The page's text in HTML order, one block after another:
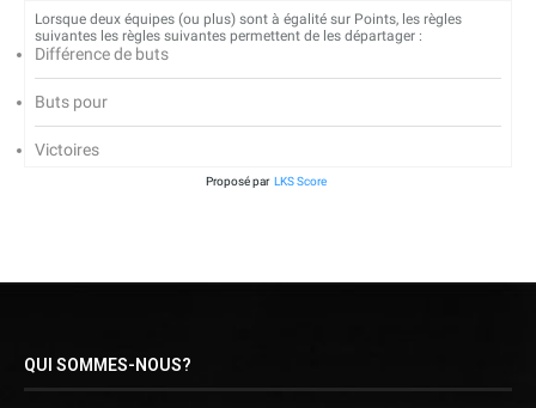
Lorsque deux équipes (ou plus) sont à égalité sur Points, les règles
suivantes les règles suivantes permettent de les départager :
Différence de buts
Buts pour
Victoires
Proposé par LKS Score
QUI SOMMES-NOUS?